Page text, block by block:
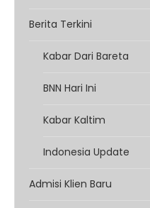
Berita Terkini
Kabar Dari Bareta
BNN Hari Ini
Kabar Kaltim
Indonesia Update
Admisi Klien Baru